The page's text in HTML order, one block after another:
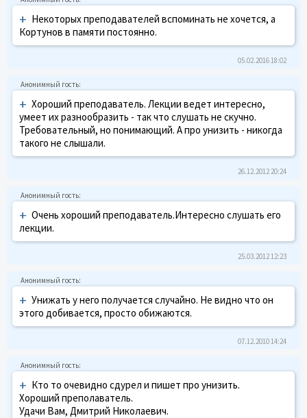
+ Некоторых преподавателей вспоминать не хочется, а
Кортунов в памяти постоянно.
05.02.2016 18:02
+ Хороший преподаватель. Лекции ведет интересно,
умеет их разнообразить - так что слушать не скучно.
Требовательный, но понимающий. А про унизить - никогда
такого не слышали.
26.12.2012 20:24
+ Очень хороший преподаватель.Интересно слушать его
лекции.
25.03.2012 12:23
+ Унижать у него получается случайно. Не видно что он
этого добивается, просто обижаются.
07.12.2010 14:24
+ Кто то очевидно сдурел и пишет про унизить.
Хороший преполаватель.
Удачи Вам, Дмитрий Николаевич.